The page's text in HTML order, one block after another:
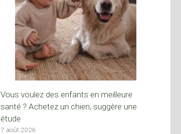
Vous voulez des enfants en meilleure
santé ? Achetez un chien, suggère une
étude
7 août 2026